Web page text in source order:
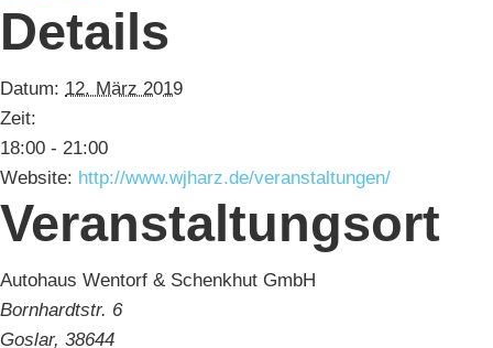
Details
Datum: 12. März 2019
Zeit:
18:00 - 21:00
Website: http://www.wjharz.de/veranstaltungen/
Veranstaltungsort
Autohaus Wentorf & Schenkhut GmbH
Bornhardtstr. 6
Goslar, 38644